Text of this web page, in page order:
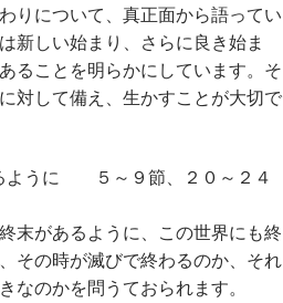
りについて、真正面から語ってい
新しい始まり、さらに良き始ま
ることを明らかにしています。そ
対して備え、生かすことが大切で
ように ５～９節、２０～２４
末があるように、この世界にも終
その時が滅びで終わるのか、それ
なのかを問うておられます。